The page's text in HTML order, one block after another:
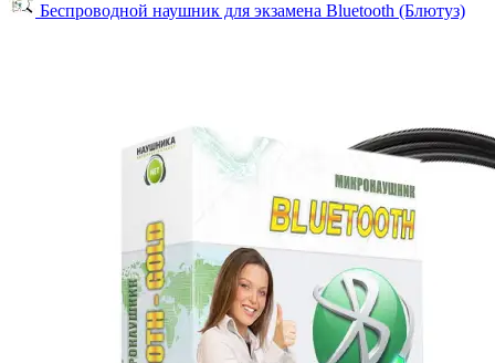
Беспроводной наушник для экзамена Bluetooth (Блютуз)